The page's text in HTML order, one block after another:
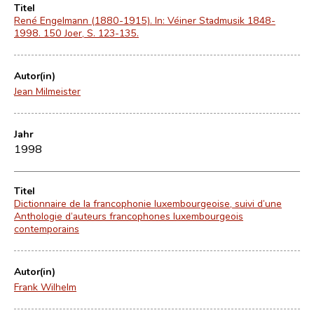
Titel
René Engelmann (1880-1915). In: Véiner Stadmusik 1848-
1998. 150 Joer, S. 123-135.
Autor(in)
Jean Milmeister
Jahr
1998
Titel
Dictionnaire de la francophonie luxembourgeoise, suivi d’une
Anthologie d’auteurs francophones luxembourgeois
contemporains
Autor(in)
Frank Wilhelm